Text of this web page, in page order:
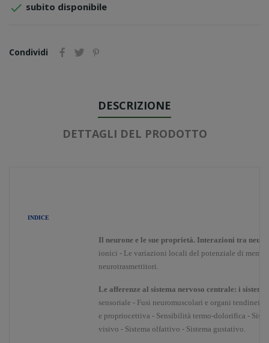
 subito disponibile
Condividi
DESCRIZIONE
DETTAGLI DEL PRODOTTO
INDICE
Il neurone e le sue proprietà. Interazioni tra
ionici - Le variazioni locali del potenziale di
neurotrasmettitori.
Le afferenze al sistema nervoso centrale: i sistemi
sensoriale - Fusi neuromuscolari e organi tendinei
e propriocettiva - Sensibilità termo-dolorifica -
visivo - Sistema olfattivo - Sistema gustativo.